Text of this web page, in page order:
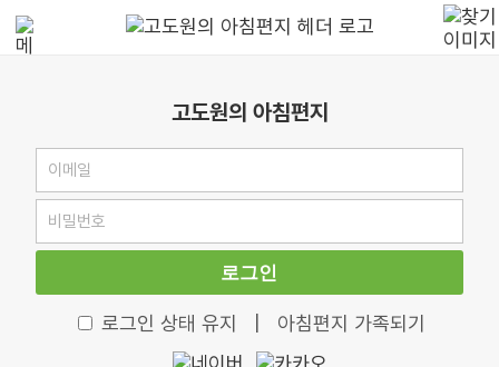
고도원의 아침편지
로그인
로그인 상태 유지 아침편지 가족되기